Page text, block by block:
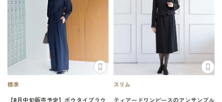
【8月中旬販売予定】ボウタイブラウ
ティアードワンピースのアンサンブル